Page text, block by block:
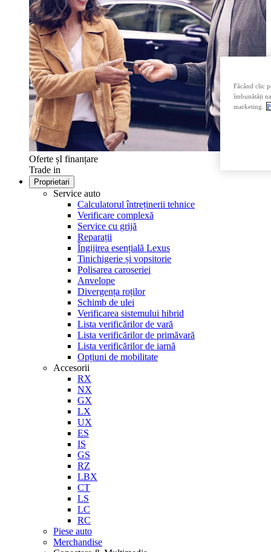
Oferte șI finanțare
Trade in
Proprietari
Service auto
Calculatorul întreținerii tehnice
Verificare complexă
Service cu grijă
Reparații
Îngijirea esențială Lexus
Tinichigerie și vopsitorie
Polisarea caroseriei
Anvelope
Divergența roților
Schimb de ulei
Verificarea sistemului hibrid
Lista verificărilor de vară
Lista verificărilor de primăvară
Lista verificărilor de iarnă
Opțiuni de mobilitate
Accesorii
RX
NX
GX
LX
UX
ES
IS
GS
RZ
LBX
CT
LS
LC
RC
Piese auto
Merchandise
Făcând clic
îmbunătăți
marketing.